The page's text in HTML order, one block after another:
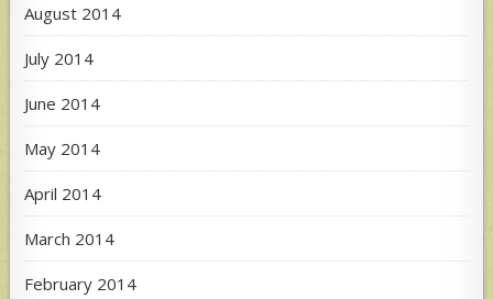
August 2014
July 2014
June 2014
May 2014
April 2014
March 2014
February 2014